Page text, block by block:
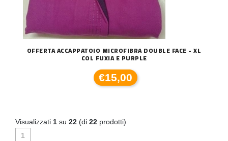
OFFERTA ACCAPPATOIO MICROFIBRA DOUBLE FACE - XL
COL FUXIA E PURPLE
€15,00
Visualizzati 1 su 22 (di 22 prodotti)
1